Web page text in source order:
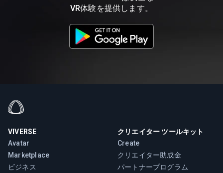
VR体験を提供します。
VIVERSE
Avatar
Marketplace
ビジネス
クリエイター ツールキット
Create
クリエイター助成金
パートナープログラム